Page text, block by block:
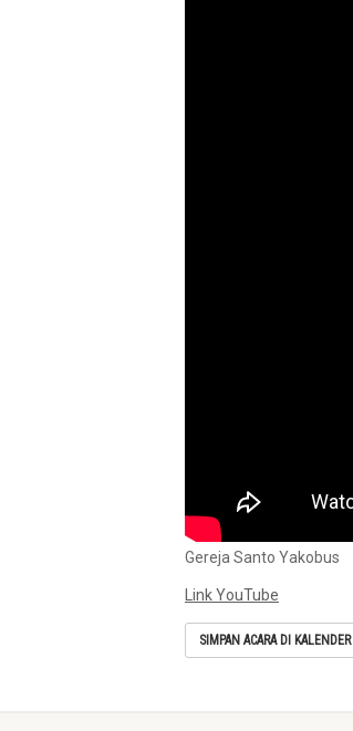
Gereja Santo Yakobus
Link YouTube
SIMPAN ACARA DI KALENDER